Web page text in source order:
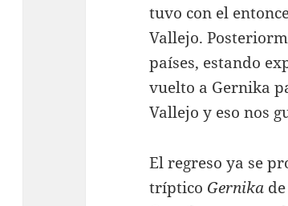
tuvo con el
Vallejo.
países, estando
vuelto a Gernika
Vallejo y eso nos
El regreso ya se
tríptico Gernika